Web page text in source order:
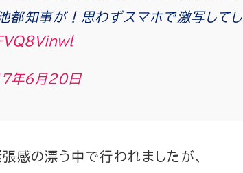
都知事が！思わずスマホで激写してし
年6月20日
感の漂う中で行われましたが、